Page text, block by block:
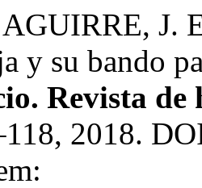
J.
y su bando
Revista
2018.